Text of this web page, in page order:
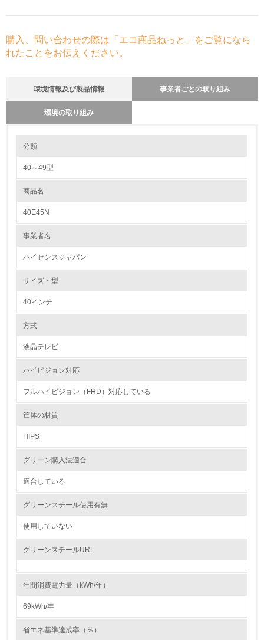
購入、問い合わせの際は「エコ商品ねっと」をご覧になら
れたことをお伝えください。
環境情報及び製品情報 事業者ごとの取り組み
環境の取り組み
1.環境取り組み体制
環境取り組み体制と成果を定期的に検証して次の活動に活
境対策を理解し、実践している
分類
40～49型
商品名
40E45N
事業者名
ハイセンスジャパン
サイズ・型
40インチ
方式
液晶テレビ
ハイビジョン対応
フルハイビジョン（FHD）対応している
筐体の材質
HIPS
グリーン購入法適合
適合している
グリーンスチール使用有無
使用していない
グリーンスチールURL
年間消費電力量（kWh/年）
69kWh/年
省エネ基準達成率（％）